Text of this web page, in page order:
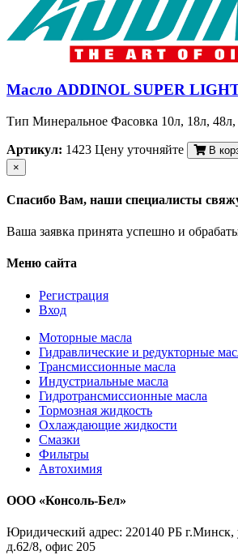
Масло ADDINOL SUPER
Тип Минеральное Фасовка 10л, 18л, 48л,
Артикул: 1423 Цену уточняйте
В
×
Спасибо Вам, наши специалисты
Ваша заявка принята успешно и
Меню сайта
Регистрация
Вход
Моторные масла
Гидравлические и редукторные
Трансмиссионные масла
Индустриальные масла
Гидротрансмиссионные масла
Тормозная жидкость
Охлаждающие жидкости
Смазки
Фильтры
Автохимия
ООО «Консоль-Бел»
Юридический адрес: 220140 РБ г.Минск,
д.62/8, офис 205